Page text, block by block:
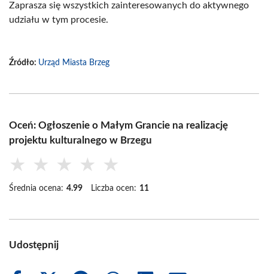
Zaprasza się wszystkich zainteresowanych do aktywnego
udziału w tym procesie.
Źródło: Urząd Miasta Brzeg
Oceń: Ogłoszenie o Małym Grancie na realizację
projektu kulturalnego w Brzegu
★ ★ ★ ★ ★
Średnia ocena: 4.99 Liczba ocen: 11
Udostępnij